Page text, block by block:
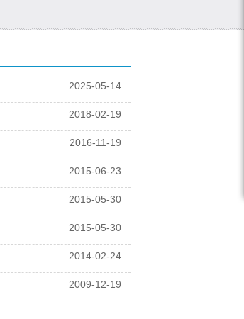
2025-05-14
2018-02-19
2016-11-19
2015-06-23
2015-05-30
2015-05-30
2014-02-24
2009-12-19